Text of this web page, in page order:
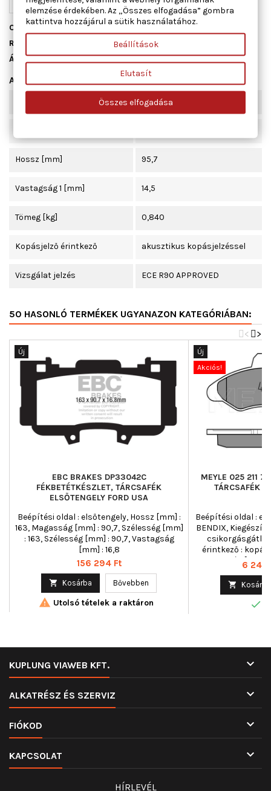
Cikkszám ADH24272
Raktáron
ÁllapotÚj
Adatlap
46,5
Hossz [mm] 95,7
Vastagság 1 [mm] 14,5
Tömeg [kg] 0,840
Kopásjelző érintkező akusztikus kopásjelzéssel
Vizsgálat jelzés ECE R90 APPROVED
50 HASONLÓ TERMÉKEK UGYANAZON KATEGÓRIÁBAN:
>
<
Új
EBC BRAKES DP33042C
FÉKBETÉTKÉSZLET, TÁRCSAFÉK
ELSŐTENGELY FORD USA
Beépítési oldal : elsőtengely, Hossz [mm] :
163, Magasság [mm] : 90,7, Szélesség [mm]
: 163, Szélesség [mm] : 90,7, Vastagság
[mm] : 16,8
Ár
156 294 Ft
 Kosárba Bővebben
 Utolsó tételek a raktáron
Új
Akciós!
MEYLE 025 211
TÁRCSAFÉK
Beépítési oldal :
BENDIX,
csikorgásgátló
érintkező :
Magasság [mm]
130,9,
Ár
6 240
 Kosárba

KUPLUNG VIAWEB KFT. 
ALKATRÉSZ ÉS SZERVIZ 
FIÓKOD 
KAPCSOLAT 
HÍRLEVÉL
elemzése érdekében. Az „Összes elfogadása” gombra
kattintva hozzájárul a sütik használatához.
Beállítások
Elutasít
Összes elfogadása